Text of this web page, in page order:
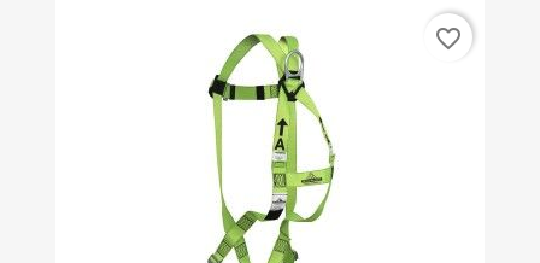
favorite_border